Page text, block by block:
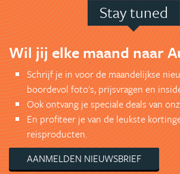
Stay tuned
Wil jij elke maand naar
Schrijf je in voor de maandelijkse
boordevol foto's, prijsvragen en
Ook ontvang je speciale deals van
En profiteer je van de leukste
reisproducten.
AANMELDEN NIEUWSBRIEF